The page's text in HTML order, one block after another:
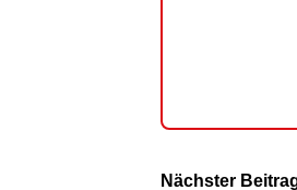
Nächster